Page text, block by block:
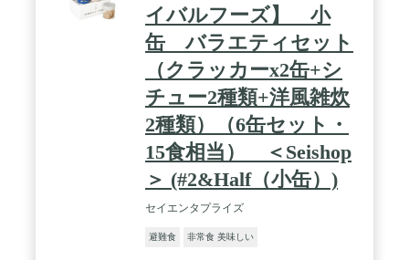
イバルフーズ】 小
缶 バラエティセット
（クラッカーx2缶+シ
チュー2種類+洋風雑炊
2種類）（6缶セット・
15食相当） ＜Seishop
＞ (#2&Half（小缶）)
セイエンタプライズ
避難食 非常食 美味しい